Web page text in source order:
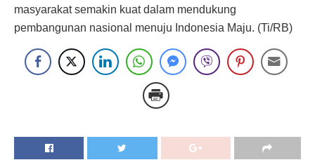
masyarakat semakin kuat dalam mendukung
pembangunan nasional menuju Indonesia Maju. (Ti/RB)